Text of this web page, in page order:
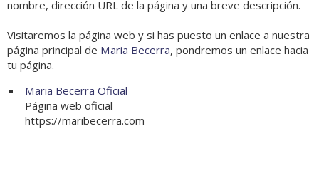
nombre, dirección URL de la página y una breve descripción.
Visitaremos la página web y si has puesto un enlace a nuestra
página principal de Maria Becerra, pondremos un enlace hacia
tu página.
Maria Becerra Oficial
Página web oficial
https://maribecerra.com